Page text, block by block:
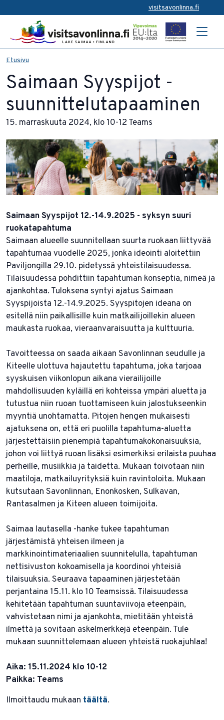
visitsavonlinna.fi
Etusivu
Saimaan Syyspijot -
suunnittelutapaaminen
15. marraskuuta 2024, klo 10-12 Teams
Saimaan Syyspijot 12.-14.9.2025 - syksyn suuri
ruokatapahtuma
Saimaan alueelle suunnitellaan suurta ruokaan liittyvää
tapahtumaa vuodelle 2025, jonka ideointi aloitettiin
Paviljongilla 29.10. pidetyssä yhteistilaisuudessa.
Tilaisuudessa pohdittiin tapahtuman konseptia, nimeä ja
ajankohtaa. Tuloksena syntyi ajatus Saimaan
Syyspijoista 12.-14.9.2025. Syyspitojen ideana on
esitellä niin paikallisille kuin matkailijoillekin alueen
maukasta ruokaa, vieraanvaraisuutta ja kulttuuria.
Tavoitteessa on saada aikaan Savonlinnan seudulle ja
Kiteelle ulottuva hajautettu tapahtuma, joka tarjoaa
syyskuisen viikonlopun aikana vierailijoille
mahdollisuuden kyläillä eri kohteissa ympäri aluetta ja
tutustua niin ruoan tuottamiseen kuin jalostukseenkin
myyntiä unohtamatta. Pitojen hengen mukaisesti
ajatuksena on, että eri puolilla tapahtuma-aluetta
järjestettäisiin pienempiä tapahtumakokonaisuuksia,
johon voi liittyä ruoan lisäksi esimerkiksi erilaista puuhaa
perheille, musiikkia ja taidetta. Mukaan toivotaan niin
maatiloja, matkailuyrityksiä kuin ravintoloita. Mukaan
kutsutaan Savonlinnan, Enonkosken, Sulkavan,
Rantasalmen ja Kiteen alueen toimijoita.
Saimaa lautasella -hanke tukee tapahtuman
järjestämistä yhteisen ilmeen ja
markkinointimateriaalien suunnitelulla, tapahtuman
nettisivuston kokoamisella ja koordinoi yhteisiä
tilaisuuksia. Seuraava tapaaminen järjestetään
perjantaina 15.11. klo 10 Teamsissä. Tilaisuudessa
kehitetään tapahtuman suuntaviivoja eteenpäin,
vahvistetaan nimi ja ajankohta, mietitään yhteistä
ilmettä ja sovitaan askelmerkkejä eteenpäin. Tule
mukaan suunnittelemaan alueen yhteistä ruokajuhlaa!
Aika: 15.11.2024 klo 10-12
Paikka: Teams
Ilmoittaudu mukaan täältä.